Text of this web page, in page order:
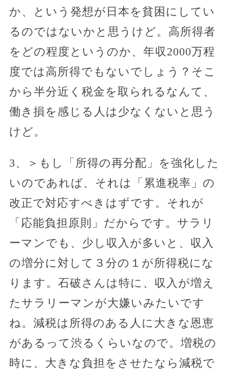
か、という発想が日本を貧困にしてい
るのではないかと思うけど。高所得者
をどの程度というのか、年収2000万程
度では高所得でもないでしょう？そこ
から半分近く税金を取られるなんて、
働き損を感じる人は少なくないと思う
けど。
3、＞もし「所得の再分配」を強化した
いのであれば、それは「累進税率」の
改正で対応すべきはずです。それが
「応能負担原則」だからです。サラリ
ーマンでも、少し収入が多いと、収入
の増分に対して３分の１が所得税にな
ります。石破さんは特に、収入が増え
たサラリーマンが大嫌いみたいです
ね。減税は所得のある人に大きな恩恵
があるって渋るくらいなので。増税の
時に、大きな負担をさせたなら減税で